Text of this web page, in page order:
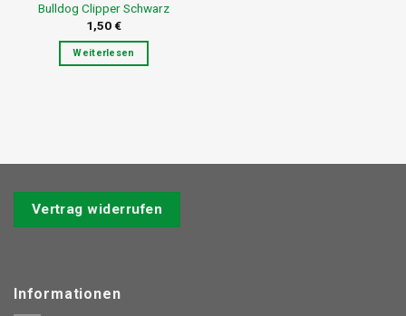
Bulldog Clipper Schwarz
1,50€
Weiterlesen
Vertrag widerrufen
Informationen